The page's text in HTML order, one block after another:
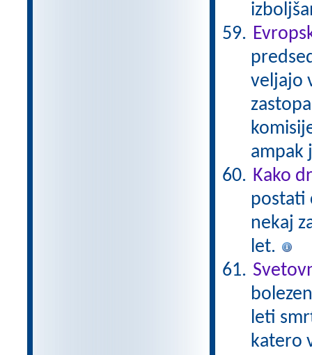
veljajo
ampak
Kako
postati
nekaj
let.
leti
katero